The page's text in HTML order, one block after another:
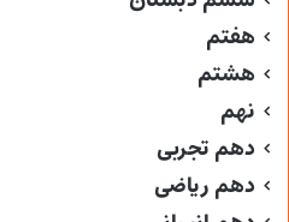
هفتم
هشتم
نهم
دهم تجربی
دهم ریاضی